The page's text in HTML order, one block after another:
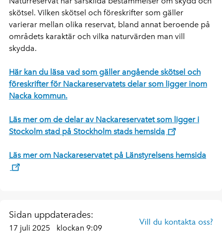
skötsel. Vilken skötsel och föreskrifter som gäller
varierar mellan olika reservat, bland annat beroende på
områdets karaktär och vilka naturvärden man vill
skydda.
Här kan du läsa vad som gäller angående skötsel och
föreskrifter för Nackareservatets delar som ligger inom
Nacka kommun.
Läs mer om de delar av Nackareservatet som ligger i
Stockolm stad på Stockholm stads hemsida
Läs mer om Nackareservatet på Länstyrelsens hemsida
Sidan uppdaterades:
17 juli 2025 klockan 9:09
Vill du kontakta oss?